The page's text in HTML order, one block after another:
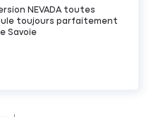
NEVADA toutes
toujours parfaitement
Savoie